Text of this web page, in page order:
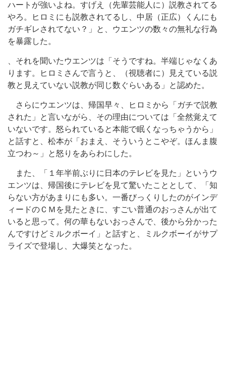
ハートが強いよね。すげえ（先輩芸能人に）説教されてる
やろ。ヒロミにも説教されてるし、中居（正広）くんにも
ガチギレされてない？」と、ウエンツの数々の無礼な行為
を暴露した。
、それを聞いたウエンツは「そうですね。半端じゃなくあ
ります。ヒロミさんで言うと、（視聴者に）見えている説
教と見えていない説教が同じ数ぐらいある」と認めた。
さらにウエンツは、帰国早々、ヒロミから「ガチで説教
された」と言いながら、その理由については「全然覚えて
いないです。怒られていると本能で眠くなっちゃうから」
と話すと、松本が「おまえ、そういうとこやぞ。ほんま腹
立つわ～」と怒りをあらわにした。
また、「１年半前ぶりに日本のテレビを見た」というウ
エンツは、帰国後にテレビを見て驚いたこととして、「知
らない方があまりにも多い。一番びっくりしたのがインデ
ィードのＣＭを見たときに、すごい普通のおっさんが出て
いると思って。何の華もないおっさんで、後から分かった
んですけどミルクボーイ」と話すと、ミルクボーイがサプ
ライズで登場し、大爆笑となった。